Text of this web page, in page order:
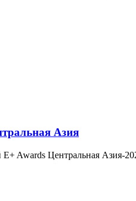
Азия
Awards Центральная